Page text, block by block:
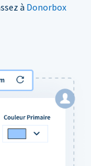
à Donorbox